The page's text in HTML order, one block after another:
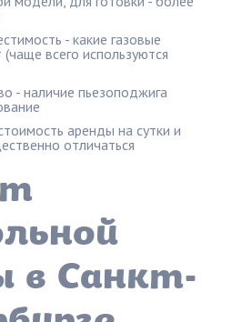
- какие газовые
всего используются
- наличие пьезоподжига
аренды на сутки и
отличаться
в Санкт-